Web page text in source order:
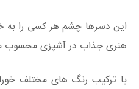
این دسرها چشم هر کسی را به
هنری جذاب در آشپزی محسوب
با ترکیب رنگ های مختلف